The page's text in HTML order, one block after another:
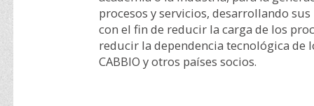
procesos y servicios, desarrollando
con el fin de reducir la carga de los
reducir la dependencia tecnológica de
CABBIO y otros países socios.